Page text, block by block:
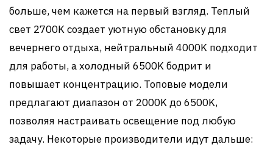
больше, чем кажется на первый взгляд. Теплый
свет 2700K создает уютную обстановку для
вечернего отдыха, нейтральный 4000K подходит
для работы, а холодный 6500K бодрит и
повышает концентрацию. Топовые модели
предлагают диапазон от 2000K до 6500K,
позволяя настраивать освещение под любую
задачу. Некоторые производители идут дальше: